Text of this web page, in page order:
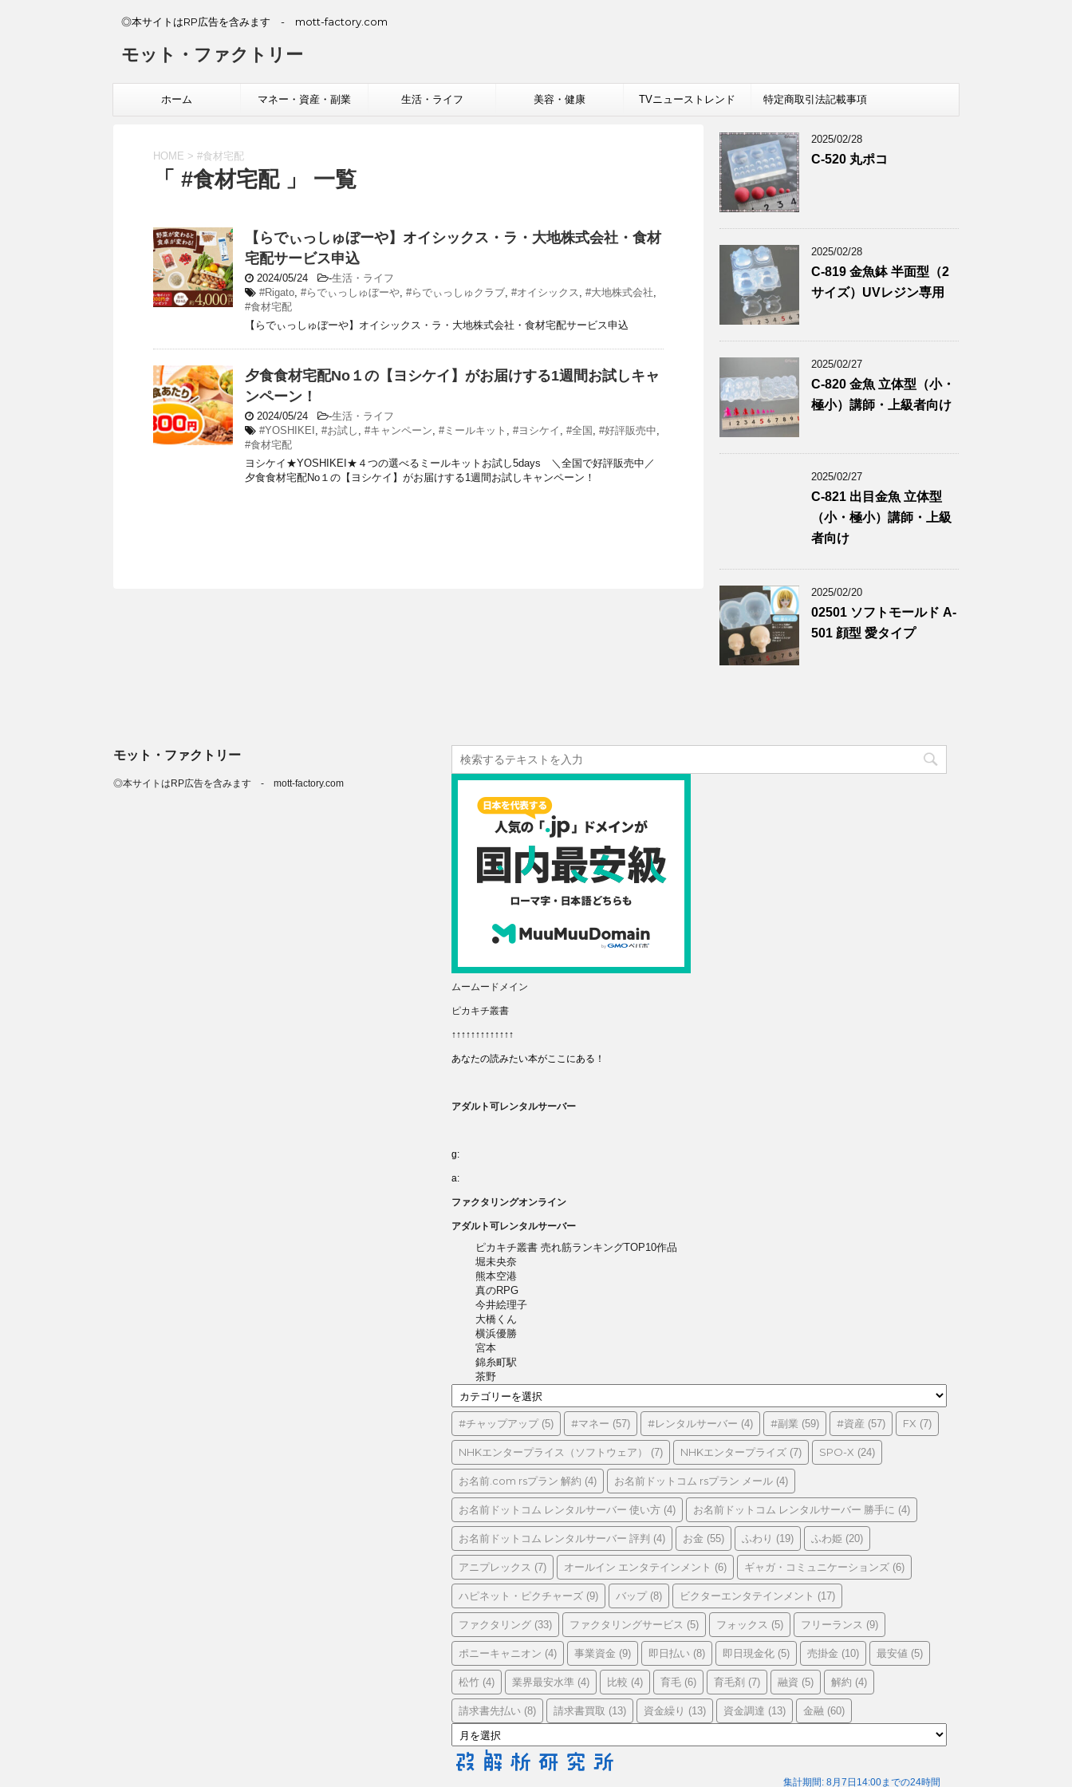
◎本サイトはRP広告を含みます - mott-factory.com
モット・ファクトリー
ホーム マネー・資産・副業 生活・ライフ 美容・健康 TVニューストレンド 特定商取引法記載事項
HOME > #食材宅配
「 #食材宅配 」 一覧
【らでぃっしゅぼーや】オイシックス・ラ・大地株式会社・食材
宅配サービス申込
2024/05/24 -生活・ライフ
#Rigato, #らでぃっしゅぼーや, #らでぃっしゅクラブ, #オイシックス , #大地株式会社,
#食材宅配
【らでぃっしゅぼーや】オイシックス・ラ・大地株式会社・食材宅配サービス申込
夕食食材宅配No１の【ヨシケイ】がお届けする1週間お試しキャ
ンペーン！
2024/05/24 -生活・ライフ
#YOSHIKEI , #お試し , #キャンペーン, #ミールキット , #ヨシケイ , #全国 , #好評販売中,
#食材宅配
ヨシケイ★YOSHIKEI★４つの選べるミールキットお試し5days ＼全国で好評販売中／
夕食食材宅配No１の【ヨシケイ】がお届けする1週間お試しキャンペーン！
2025/02/28
C-520 丸ポコ
2025/02/28
C-819 金魚鉢 半面型（2
サイズ）UVレジン専用
2025/02/27
C-820 金魚 立体型（小・
極小）講師・上級者向け
2025/02/27
C-821 出目金魚 立体型
（小・極小）講師・上級
者向け
2025/02/20
02501 ソフトモールド A-
501 顔型 愛タイプ
ムームードメイン
ピカキチ叢書
↑↑↑↑↑↑↑↑↑↑↑↑↑
あなたの読みたい本がここにある！
アダルト可レンタルサーバー
g:
a:
ファクタリングオンライン
アダルト可レンタルサーバー
ピカキチ叢書 売れ筋ランキングTOP10作品
堀未央奈
熊本空港
真のRPG
今井絵理子
大橋くん
横浜優勝
宮本
錦糸町駅
茶野
テ
ゴ
リ
ー
#チャップアップ(5) #マネー (57) #レンタルサーバー (4) #副業 (59) #資産 (57) FX (7)
NHKエンタープライス（ソフトウェア） (7) NHKエンタープライズ (7) SPO-X (24)
お名前.com rsプラン 解約 (4) お名前ドットコム rsプラン メール (4)
お名前ドットコム レンタルサーバー 使い方 (4) お名前ドットコム レンタルサーバー 勝手に (4)
お名前ドットコム レンタルサーバー 評判 (4) お金 (55) ふわり (19) ふわ姫 (20)
アニプレックス (7) オールイン エンタテインメント (6) ギャガ・コミュニケーションズ (6)
ハピネット・ピクチャーズ (9) バップ(8) ビクターエンタテインメント (17)
ファクタリング (33) ファクタリングサービス (5) フォックス (5) フリーランス (9)
ポニーキャニオン (4) 事業資金 (9) 即日払い (8) 即日現金化 (5) 売掛金 (10) 最安値 (5)
松竹 (4) 業界最安水準 (4) 比較 (4) 育毛 (6) 育毛剤 (7) 融資 (5) 解約 (4)
請求書先払い (8) 請求書買取 (13) 資金繰り (13) 資金調達 (13) 金融 (60)
ー
カ
イ
モット・ファクトリー
◎本サイトはRP広告を含みます - mott-factory.com